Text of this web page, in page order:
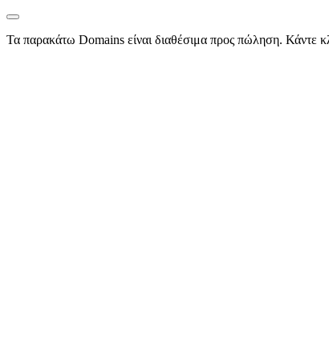
Τα παρακάτω Domains είναι διαθέσιμα προς πώληση. Κάντε